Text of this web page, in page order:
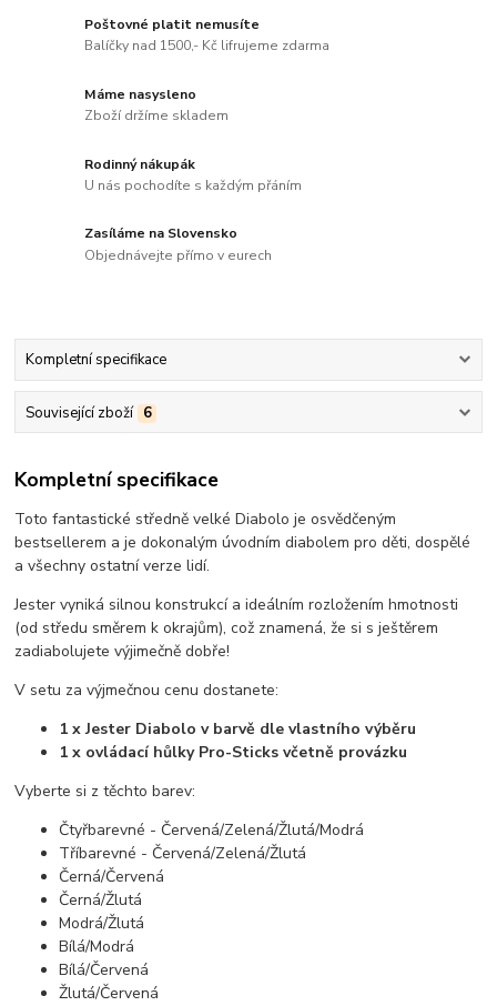
Poštovné platit nemusíte
Balíčky nad 1500,- Kč lifrujeme zdarma
Máme nasysleno
Zboží držíme skladem
Rodinný nákupák
U nás pochodíte s každým přáním
Zasíláme na Slovensko
Objednávejte přímo v eurech
Kompletní specifikace
Související zboží 6
Kompletní specifikace
Toto fantastické středně velké Diabolo je osvědčeným
bestsellerem a je dokonalým úvodním diabolem pro děti, dospělé
a všechny ostatní verze lidí.
Jester vyniká silnou konstrukcí a ideálním rozložením hmotnosti
(od středu směrem k okrajům), což znamená, že si s ještěrem
zadiabolujete výjimečně dobře!
V setu za výjmečnou cenu dostanete:
1 x Jester Diabolo v barvě dle vlastního výběru
1 x ovládací hůlky Pro-Sticks včetně provázku
Vyberte si z těchto barev:
Čtyřbarevné - Červená/Zelená/Žlutá/Modrá
Tříbarevné - Červená/Zelená/Žlutá
Černá/Červená
Černá/Žlutá
Modrá/Žlutá
Bílá/Modrá
Bílá/Červená
Žlutá/Červená